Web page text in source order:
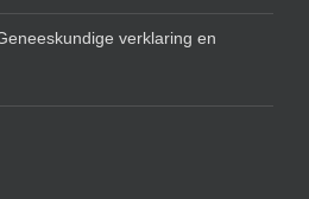
verklaring en